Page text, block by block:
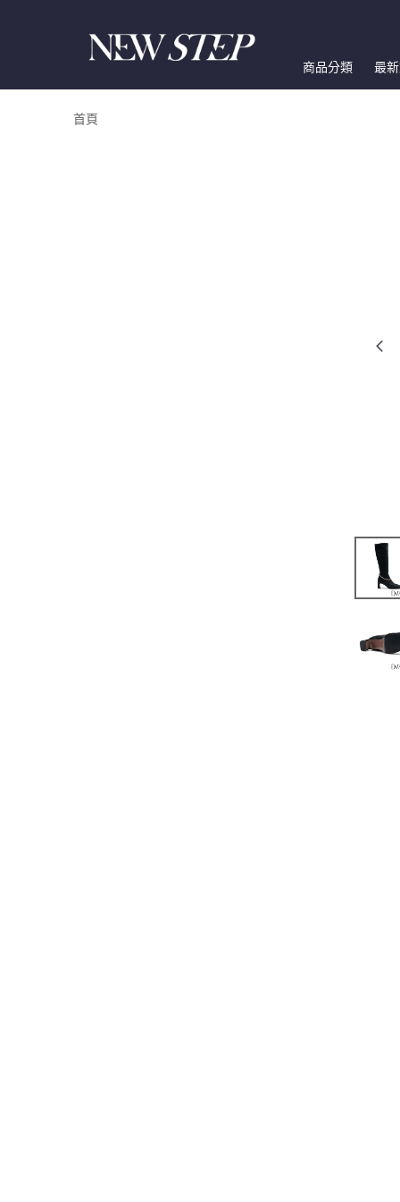
商品分類 最
首頁